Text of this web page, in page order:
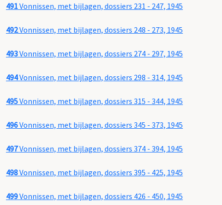
491Vonnissen, met bijlagen, dossiers 231 - 247, 1945
492Vonnissen, met bijlagen, dossiers 248 - 273, 1945
493Vonnissen, met bijlagen, dossiers 274 - 297, 1945
494Vonnissen, met bijlagen, dossiers 298 - 314, 1945
495Vonnissen, met bijlagen, dossiers 315 - 344, 1945
496Vonnissen, met bijlagen, dossiers 345 - 373, 1945
497Vonnissen, met bijlagen, dossiers 374 - 394, 1945
498Vonnissen, met bijlagen, dossiers 395 - 425, 1945
499Vonnissen, met bijlagen, dossiers 426 - 450, 1945